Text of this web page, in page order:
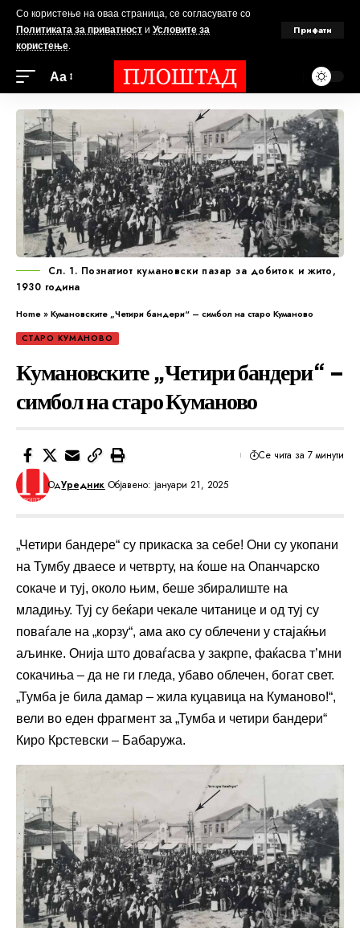
Со користење на оваа страница, се согласувате со
Политиката за приватност и Условите за
користење.
Прифати
Аа
Сл. 1. Познатиот кумановски пазар за добиток и жито,
1930 година
Home»Кумановските „Четири бандери“ – симбол на старо Куманово
СТАРО КУМАНОВО
Кумановските „Четири бандери“ –
симбол на старо Куманово
ОдУредник Објавено: јануари 21, 2025
Се чита за 7 минути
„Четири бандере“ су прикаска за себе! Они су укопани
на Тумбу дваесе и четврту, на ќоше на Опанчарско
сокаче и туј, около њим, беше збиралиште на
младињу. Туј су беќари чекале читанице и од туј су
поваѓале на „корзу“, ама ако су облечени у стајаќњи
аљинке. Онија што доваѓасва у закрпе, фаќасва т’мни
сокачиња – да не ги гледа, убаво облечен, богат свет.
„Тумба је била дамар – жила куцавица на Куманово!“,
вели во еден фрагмент за „Тумба и четири бандери“
Киро Крстевски – Бабаружа.